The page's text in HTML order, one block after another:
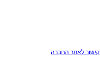
קישור לאתר החברה